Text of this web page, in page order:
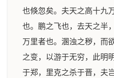
也倏忽矣。夫天之高十九
也。鹏之飞也，去天之半
万里者也。溷浊之秽，而
之变，以游于无穷，此明
于郑，里克之杀于晋，夫